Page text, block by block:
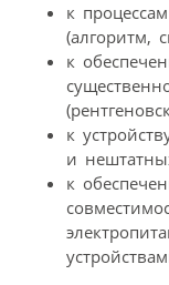
к
(алгоритм,
к
к
и
к